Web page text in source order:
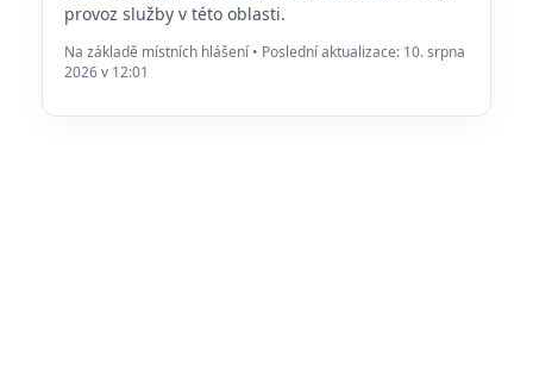
provoz služby v této oblasti.
Na základě místních hlášení • Poslední aktualizace: 10. srpna
2026 v 12:01